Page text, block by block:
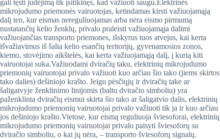
gali tęsti judėjimą tik įsitikinęs, kad važiuoti saugu.Elektrinės
mikrojudumo priemonės vairuotojas, ketindamas kirsti važiuojamąją
dalį ten, kur eismas nereguliuojamas arba nėra eismo pirmumą
nustatančių kelio ženklų, privalo praleisti važiuojamąja dalimi
važiuojančias transporto priemones, išskyrus tuos atvejus, kai kerta
išvažiavimus iš šalia kelio esančių teritorijų, gyvenamosios zonos,
kiemo, stovėjimo aikštelės, kai kerta važiuojamąją dalį, į kurią kiti
vairuotojai suka.Važiuodami dviračių taku, elektrinių mikrojudumo
priemonių vairuotojai privalo važiuoti kuo arčiau šio tako (jiems skirtos
tako dalies) dešiniojo krašto. Jeigu pėsčiųjų ir dviračių take ar
šaligatvyje ženklinimo linijomis (baltu dviračio simboliu) yra
paženklinta dviračių eismui skirta šio tako ar šaligatvio dalis, elektrinių
mikrojudumo priemonių vairuotojai privalo važiuoti tik ja ir kuo arčiau
jos dešiniojo krašto.Vietose, kur eismą reguliuoja šviesoforai, elektrinių
mikrojudumo priemonių vairuotojai privalo paisyti šviesoforų su
dviračio simboliu, o kai jų nėra, – transporto šviesoforų signalų.